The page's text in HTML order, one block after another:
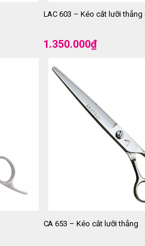
LAC 603 – Kéo cắt lưỡi thẳng
1.350.000₫
CA 653 – Kéo cắt lưỡi thẳng